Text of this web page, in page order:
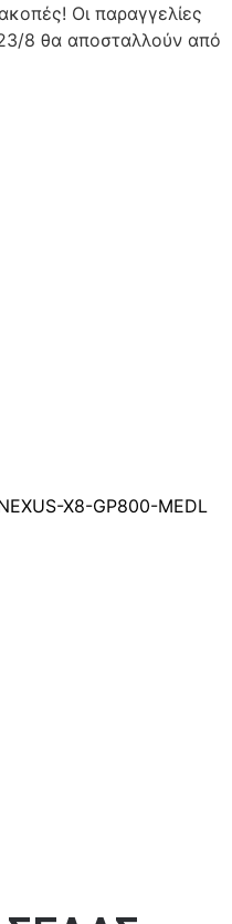
Οι παραγγελίες
8 θα αποσταλλούν από
X8-GP800-MEDL